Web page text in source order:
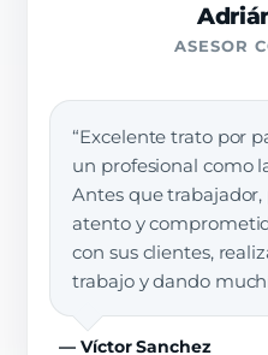
ASESOR
“Excelente trato por
un profesional como
Antes que
atento y
con sus clientes,
trabajo y dando
— Víctor Sanchez